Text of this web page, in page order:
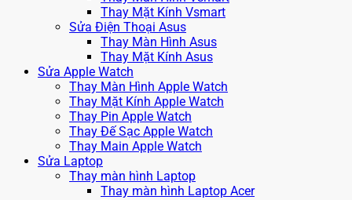
Thay Mặt Kính Vsmart
Sửa Điện Thoại Asus
Thay Màn Hình Asus
Thay Mặt Kính Asus
Sửa Apple Watch
Thay Màn Hình Apple Watch
Thay Mặt Kính Apple Watch
Thay Pin Apple Watch
Thay Đế Sạc Apple Watch
Thay Main Apple Watch
Sửa Laptop
Thay màn hình Laptop
Thay màn hình Laptop Acer